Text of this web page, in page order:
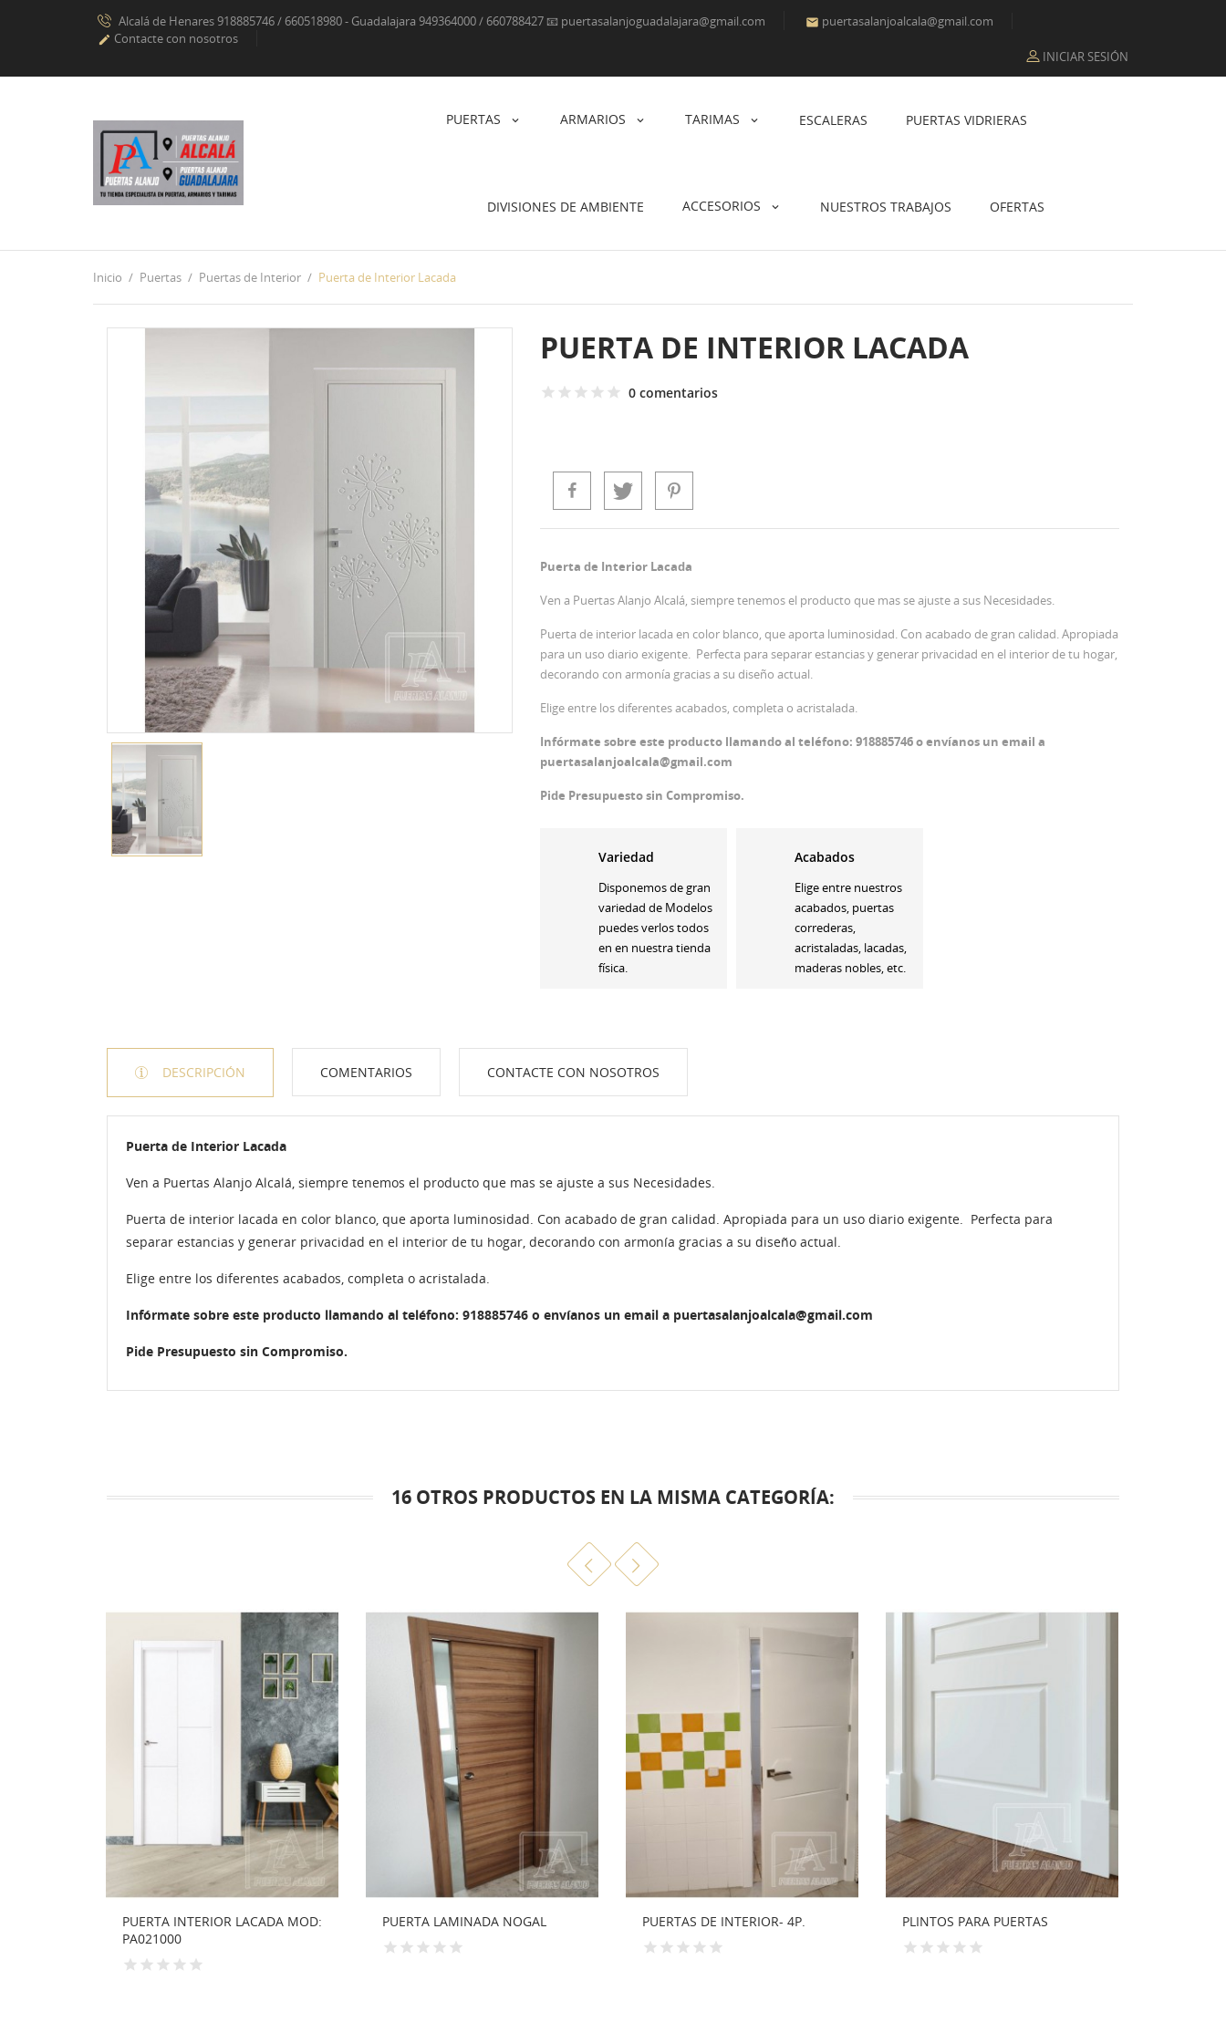
Alcalá de Henares 918885746 / 660518980 - Guadalajara 949364000 / 660788427 📧 puertasalanjoguadalajara@gmail.com  puertasalanjoalcala@gmail.com
 Contacte con nosotros
INICIAR SESIÓN
PUERTAS ARMARIOS TARIMAS ESCALERAS PUERTAS VIDRIERAS
DIVISIONES DE AMBIENTE ACCESORIOS NUESTROS TRABAJOS OFERTAS
Inicio Puertas Puertas de Interior Puerta de Interior Lacada
PUERTA DE INTERIOR LACADA
0 comentarios
Puerta de Interior Lacada
Ven a Puertas Alanjo Alcalá, siempre tenemos el producto que mas se ajuste a sus Necesidades.
Puerta de interior lacada en color blanco, que aporta luminosidad. Con acabado de gran calidad. Apropiada
para un uso diario exigente. Perfecta para separar estancias y generar privacidad en el interior de tu hogar,
decorando con armonía gracias a su diseño actual.
Elige entre los diferentes acabados, completa o acristalada.
Infórmate sobre este producto llamando al teléfono: 918885746 o envíanos un email a
puertasalanjoalcala@gmail.com
Pide Presupuesto sin Compromiso.
Variedad
Disponemos de gran
variedad de Modelos
puedes verlos todos
en en nuestra tienda
física.
Acabados
Elige entre nuestros
acabados, puertas
correderas,
acristaladas, lacadas,
maderas nobles, etc.
DESCRIPCIÓN COMENTARIOS CONTACTE CON NOSOTROS
Puerta de Interior Lacada
Ven a Puertas Alanjo Alcalá, siempre tenemos el producto que mas se ajuste a sus Necesidades.
Puerta de interior lacada en color blanco, que aporta luminosidad. Con acabado de gran calidad. Apropiada para un uso diario exigente. Perfecta para
separar estancias y generar privacidad en el interior de tu hogar, decorando con armonía gracias a su diseño actual.
Elige entre los diferentes acabados, completa o acristalada.
Infórmate sobre este producto llamando al teléfono: 918885746 o envíanos un email a puertasalanjoalcala@gmail.com
Pide Presupuesto sin Compromiso.
16 OTROS PRODUCTOS EN LA MISMA CATEGORÍA:
LACADA MOD:
PUERTA LAMINADA NOGAL PUERTAS DE INTERIOR- 4P. PLINTOS PARA PUERTAS
PUERTA INTERIOR CON VIDRIERA